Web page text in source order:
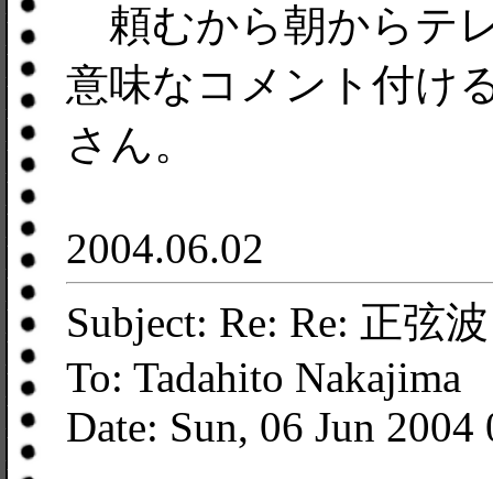
頼むから朝からテ
意味なコメント付け
さん。
2004.06.02
Subject: Re: Re: 正弦波
To: Tadahito Nakajima
Date: Sun, 06 Jun